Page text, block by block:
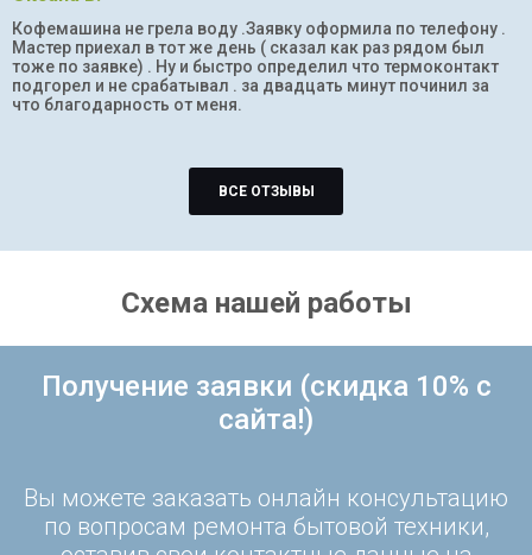
Кофемашина не грела воду .Заявку оформила по телефону .
Мастер приехал в тот же день ( сказал как раз рядом был
тоже по заявке) . Ну и быстро определил что термоконтакт
подгорел и не срабатывал . за двадцать минут починил за
что благодарность от меня.
ВСЕ ОТЗЫВЫ
Схема нашей работы
Получение заявки (скидка 10% с
сайта!)
Вы можете заказать онлайн консультацию
по вопросам ремонта бытовой техники,